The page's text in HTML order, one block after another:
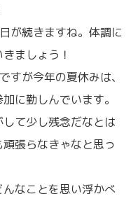
が続きますね。体調に
ましょう！
が今年の夏休みは、
に勤しんでいます。
て少し残念だなとは
張らなきゃなと思っ
なことを思い浮かべ